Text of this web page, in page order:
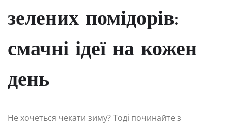
зелених помідорів:
смачні ідеї на кожен
день
Не хочеться чекати зиму? Тоді починайте з